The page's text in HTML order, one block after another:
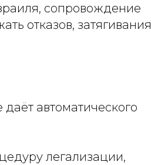
сопровождение
отказов, затягивания
автоматического
легализации,